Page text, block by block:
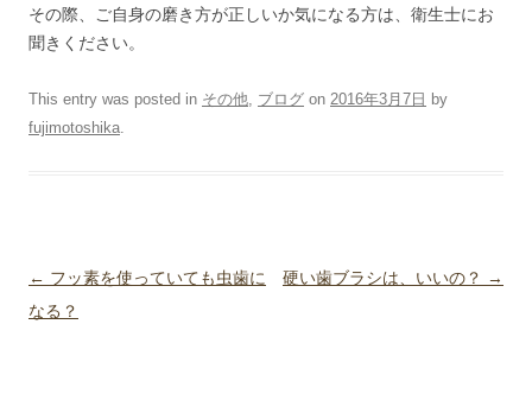
その際、ご自身の磨き方が正しいか気になる方は、衛生士にお
聞きください。
This entry was posted in その他 ブログ on 2016年3月7日 by
fujimotoshika
Post navigation
← フッ素を使っていても虫歯に
なる？
硬い歯ブラシは、いいの？ →